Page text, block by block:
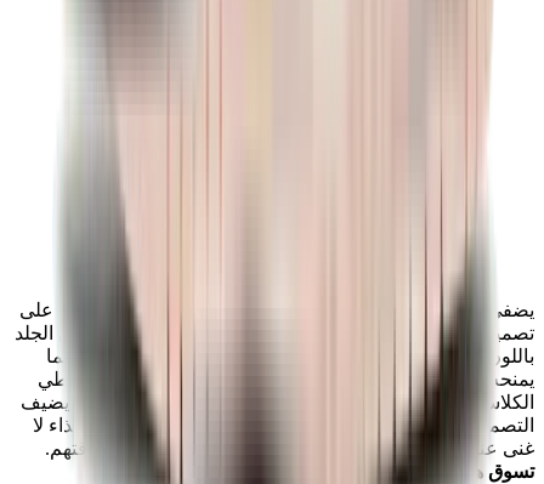
يضفي حذاء
لمسة مشرقة على
تصميم Dunk الكلاسيكي. يتميز هذا الحذاء بجزء علوي أنيق من الجلد
باللون
الأبيض اللؤلؤي الناعم طبقات برتقالية زاهية
، مما
يمنحه أناقة رقيقة بلمسة جريئة. يضمن النعل الخارجي المطاطي
الكلاسيكي والياقة المبطنة الراحة والدعم طوال اليوم، بينما يضيف
التصميم النظيف المرونة إلى تشكيلة أحذيتك الرياضية. إنه حذاء لا
غنى عنه لأولئك الذين يرغبون في أن تتألق أحذيتهم بقدر أناقتهم.
تسوق هذا المنتج عبر الإنترنت أو في متاجر ماد كيكس.